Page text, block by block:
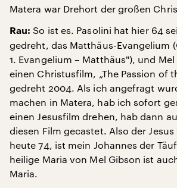
Matera war Drehort der großen
Rau: So ist es. Pasolini hat hier 64
gedreht, das Matthäus-Evangelium
1. Evangelium – Matthäus"), und
einen Christusfilm, „The Passion of
gedreht 2004. Als ich angefragt
machen in Matera, hab ich sofort
einen Jesusfilm drehen, hab dann
diesen Film gecastet. Also der Jesus
heute 74, ist mein Johannes der
heilige Maria von Mel Gibson ist
Maria.